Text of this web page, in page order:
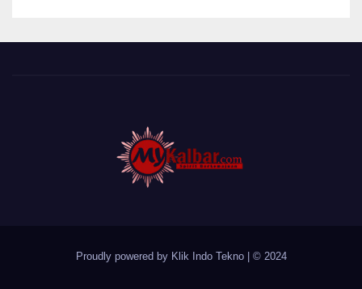
Proudly powered by Klik Indo Tekno © 2024